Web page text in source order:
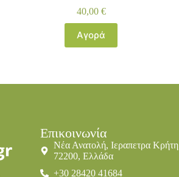
40,00 €
Αγορά
Επικοινωνία
Νέα Ανατολή, Ιεραπετρα Κρήτη
72200, Ελλάδα
+30 28420 41684